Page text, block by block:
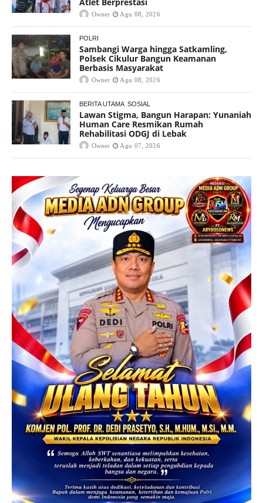
Owner Agu 08, 2026
POLRI
Sambangi Warga hingga Satkamling,
Polsek Cikulur Bangun Keamanan
Berbasis Masyarakat
Owner Agu 08, 2026
BERITA UTAMA SOSIAL
Lawan Stigma, Bangun Harapan: Yunaniah
Human Care Resmikan Rumah
Rehabilitasi ODGJ di Lebak
Owner Agu 07, 2026